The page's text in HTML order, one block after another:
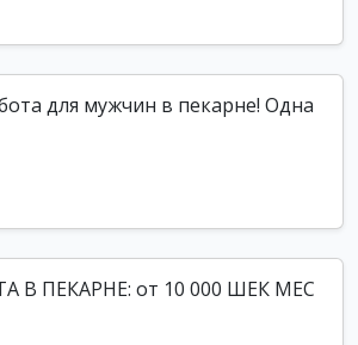
для мужчин в пекарне! Одна
В ПЕКАРНЕ: от 10 000 ШЕК МЕС